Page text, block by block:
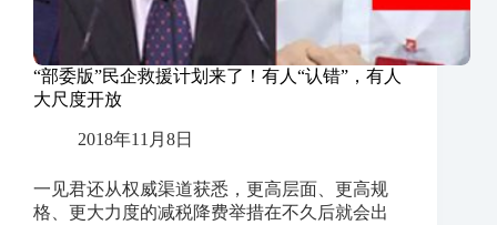
“部委版”民企救援计划来了！有人“认错”，有人
大尺度开放
2018年11月8日
一见君还从权威渠道获悉，更高层面、更高规
格、更大力度的减税降费举措在不久后就会出